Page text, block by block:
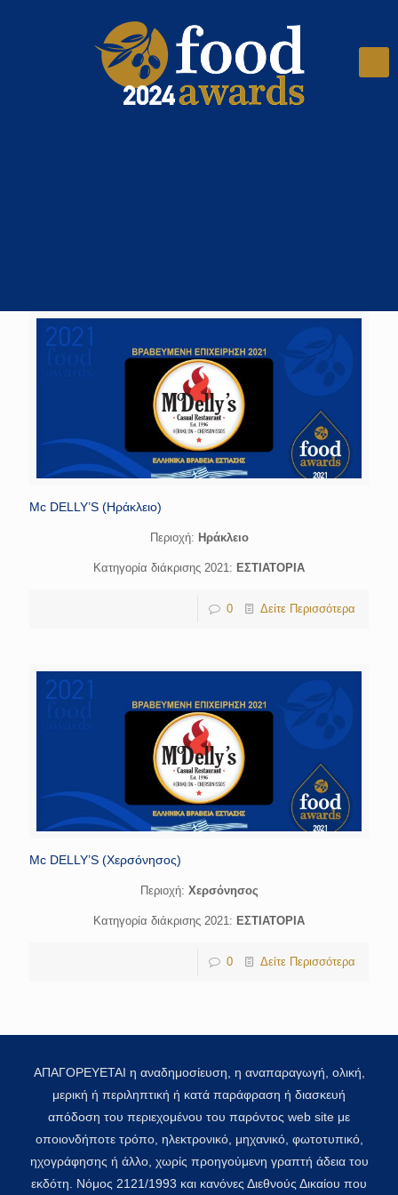
Mc DELLY’S (Ηράκλειο)
Περιοχή: Ηράκλειο
Κατηγορία διάκρισης 2021: ΕΣΤΙΑΤΟΡΙΑ
0 Δείτε Περισσότερα
Mc DELLY’S (Χερσόνησος)
Περιοχή: Χερσόνησος
Κατηγορία διάκρισης 2021: ΕΣΤΙΑΤΟΡΙΑ
0 Δείτε Περισσότερα
ΑΠΑΓΟΡΕΥΕΤΑΙ η αναδημοσίευση, η αναπαραγωγή, ολική,
μερική ή περιληπτική ή κατά παράφραση ή διασκευή
απόδοση του περιεχομένου του παρόντος web site με
οποιονδήποτε τρόπο, ηλεκτρονικό, μηχανικό, φωτοτυπικό,
ηχογράφησης ή άλλο, χωρίς προηγούμενη γραπτή άδεια του
εκδότη. Νόμος 2121/1993 και κανόνες Διεθνούς Δικαίου που